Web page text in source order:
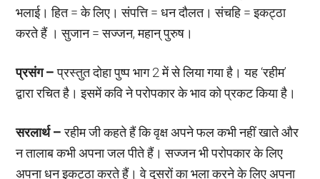
भलाई। हित = के लिए। संपत्ति = धन दौलत। संचहि = इकट्ठा
करते हैं । सुजान = सज्जन, महान् पुरुष।
प्रसंग –प्रस्तुत दोहा पुष्प भाग 2 में से लिया गया है। यह ‘रहीम’
द्वारा रचित है। इसमें कवि ने परोपकार के भाव को प्रकट किया है।
सरलार्थ –रहीम जी कहते हैं कि वृक्ष अपने फल कभी नहीं खाते और
न तालाब कभी अपना जल पीते हैं। सज्जन भी परोपकार के लिए
अपना धन इकट्ठा करते हैं। वे दूसरों का भला करने के लिए अपना